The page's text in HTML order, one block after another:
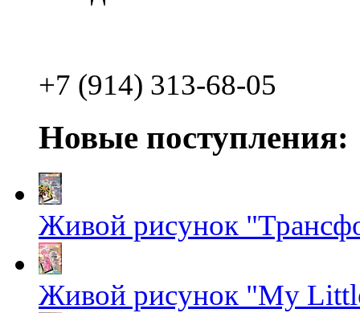
+7 (914) 313-68-05
Новые поступления:
Живой рисунок
Живой рисунок "My